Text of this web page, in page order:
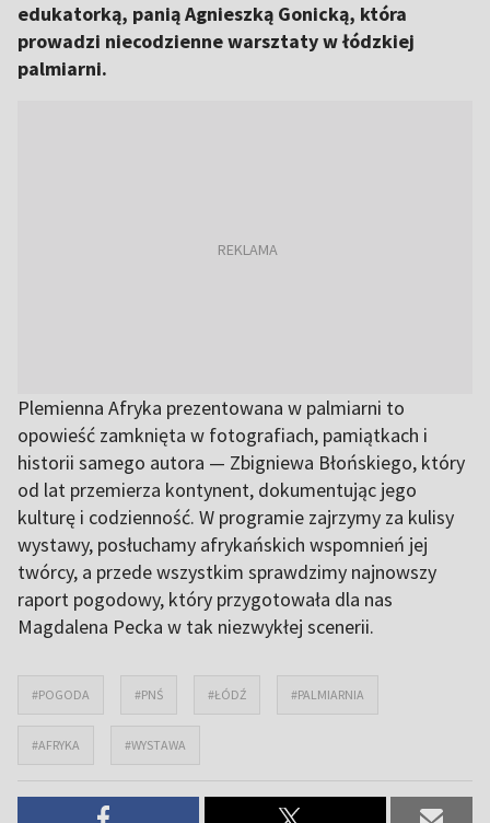
edukatorką, panią Agnieszką Gonicką, która
prowadzi niecodzienne warsztaty w łódzkiej
palmiarni.
Plemienna Afryka prezentowana w palmiarni to
opowieść zamknięta w fotografiach, pamiątkach i
historii samego autora — Zbigniewa Błońskiego, który
od lat przemierza kontynent, dokumentując jego
kulturę i codzienność. W programie zajrzymy za kulisy
wystawy, posłuchamy afrykańskich wspomnień jej
twórcy, a przede wszystkim sprawdzimy najnowszy
raport pogodowy, który przygotowała dla nas
Magdalena Pecka w tak niezwykłej scenerii.
#POGODA #PNŚ #ŁÓDŹ #PALMIARNIA
#AFRYKA #WYSTAWA